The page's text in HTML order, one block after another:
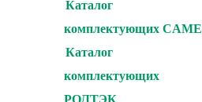
Каталог
комплектующих CAME
Каталог
комплектующих
РОЛТЭК